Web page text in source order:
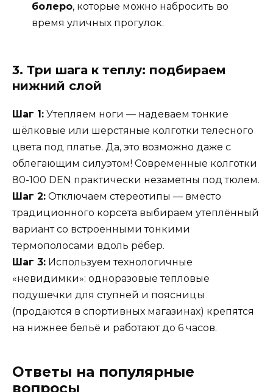
болеро, которые можно набросить во
время уличных прогулок.
3. Три шага к теплу: подбираем
нижний слой
Шаг 1: Утепляем ноги — надеваем тонкие
шёлковые или шерстяные колготки телесного
цвета под платье. Да, это возможно даже с
облегающим силуэтом! Современные колготки
80-100 DEN практически незаметны под тюлем.
Шаг 2: Отключаем стереотипы — вместо
традиционного корсета выбираем утеплённый
вариант со встроенными тонкими
термополосами вдоль рёбер.
Шаг 3: Используем технологичные
«невидимки»: одноразовые тепловые
подушечки для ступней и поясницы
(продаются в спортивных магазинах) крепятся
на нижнее бельё и работают до 6 часов.
Ответы на популярные
вопросы